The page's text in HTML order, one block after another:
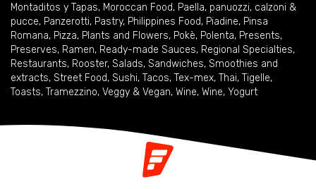
Montaditos y Tapas, Moroccan Food, Paella, panuozzi, calzoni &
pucce, Panzerotti, Pastry, Philippines Food, Piadine, Pinsa
Romana, Pizza, Plants and Flowers, Pokè, Polenta, Presents,
Preserves, Ramen, Ready-made Sauces, Regional Specialties,
Restaurants, Rooster, Salads, Sandwiches, Smoothies and
extracts, Street Food, Sushi, Tacos, Tex-mex, Thai, Tigelle,
Toasts, Tramezzino, Veggy & Vegan, Wine, Wine, Yogurt